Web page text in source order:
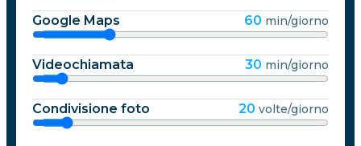
Google Maps 60 min/giorno
Videochiamata 30 min/giorno
Condivisione foto 20 volte/giorno